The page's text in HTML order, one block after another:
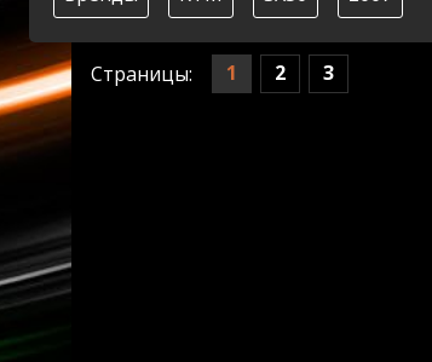
Страницы: 1 2 3